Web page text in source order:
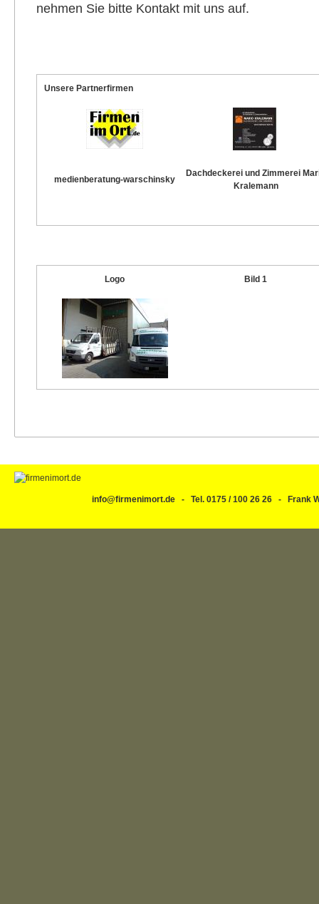
nehmen Sie bitte Kontakt mit uns auf.
Unsere Partnerfirmen
medienberatung-warschinsky
Dachdeckerei und Zimmerei
Kralemann
Logo Bild 1
info@firmenimort.de - Tel. 0175 / 100 26 26 -